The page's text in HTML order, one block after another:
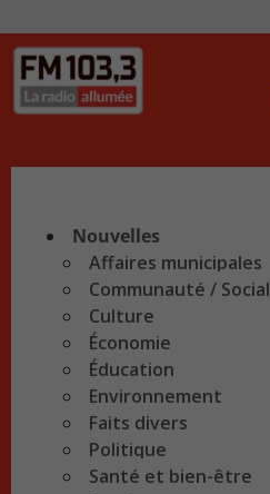
Nouvelles
Affaires municipales
Communauté / Social
Culture
Économie
Éducation
Environnement
Faits divers
Politique
Santé et bien-être